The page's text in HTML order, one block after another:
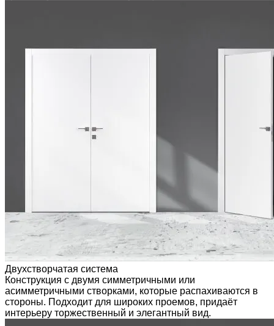
Двухстворчатая система
Конструкция с двумя симметричными или
асимметричными створками, которые распахиваются в
стороны. Подходит для широких проемов, придаёт
интерьеру торжественный и элегантный вид.